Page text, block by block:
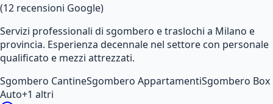
(12 recensioni Google)
Servizi professionali di sgombero e traslochi a Milano e
provincia. Esperienza decennale nel settore con personale
qualificato e mezzi attrezzati.
Sgombero CantineSgombero AppartamentiSgombero Box
Auto+1 altri